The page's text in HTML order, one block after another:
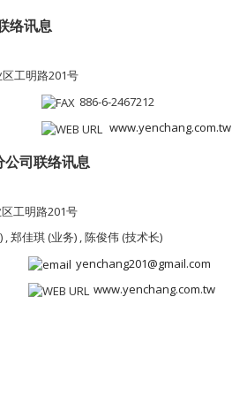
络讯息
工明路201号
886-6-2467212
www.yenchang.com.tw
司联络讯息
工明路201号
郑佳琪 (业务) , 陈俊伟 (技术长)
yenchang201@gmail.com
www.yenchang.com.tw